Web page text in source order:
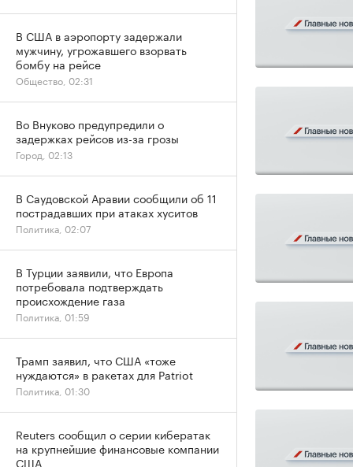
В США в аэропорту задержали
мужчину, угрожавшего взорвать
бомбу на рейсе
Общество, 02:31
Во Внуково предупредили о
задержках рейсов из-за грозы
Город, 02:13
В Саудовской Аравии сообщили об 11
пострадавших при атаках хуситов
Политика, 02:07
В Турции заявили, что Европа
потребовала подтверждать
происхождение газа
Политика, 01:59
Трамп заявил, что США «тоже
нуждаются» в ракетах для Patriot
Политика, 01:30
Reuters сообщил о серии кибератак
на крупнейшие финансовые компании
США